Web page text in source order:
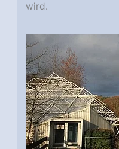
wird.